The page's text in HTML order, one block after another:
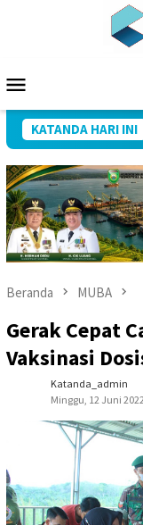
Mobile
KATANDA HARI INI
Muba Raih
Beranda MUBA
Gerak Cepat
Vaksinasi
Katanda_admin
Minggu, 12 Juni 2022